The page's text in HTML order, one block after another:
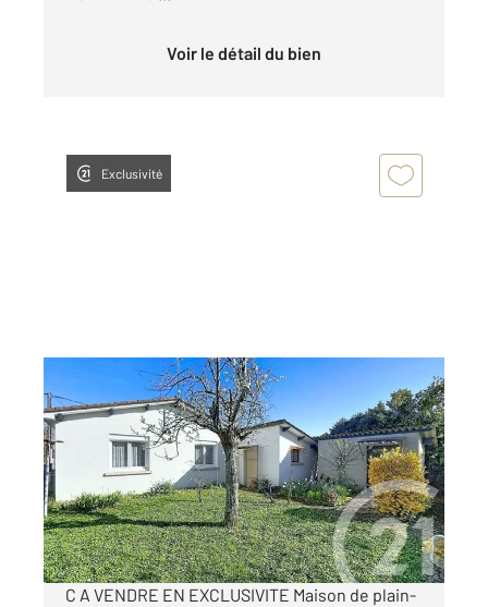
Voir le détail du bien
Exclusivité
L ISLE D ESPAGNAC 16
85,13 m2, 4 pièces
Ref : 8207
Maison à vendre
160 500 €
Visiter le site dédié
C A VENDRE EN EXCLUSIVITE Maison de plain-